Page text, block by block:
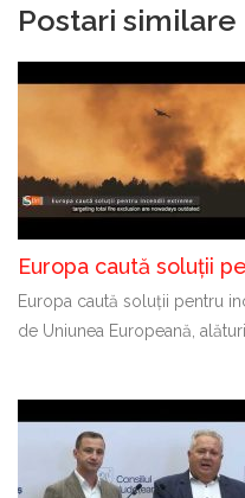
Postari similare
Europa caută soluții
Europa caută soluții pentru
de Uniunea Europeană,